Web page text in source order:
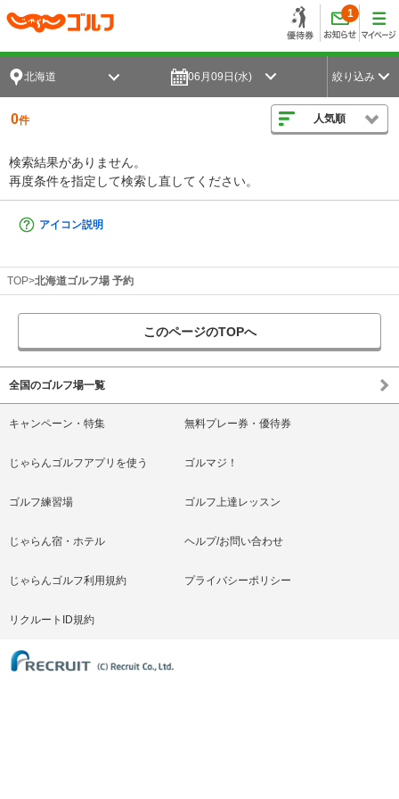
1
北海道 06月09日(水) 絞り込み
0件 人気順
検索結果がありません。
再度条件を指定して検索し直してください。
アイコン説明
TOP 北海道ゴルフ場 予約
このページのTOPへ
全国のゴルフ場一覧
キャンペーン・特集 無料プレー券・優待券
じゃらんゴルフアプリを使う ゴルマジ！
ゴルフ練習場 ゴルフ上達レッスン
じゃらん宿・ホテル ヘルプ/お問い合わせ
じゃらんゴルフ利用規約 プライバシーポリシー
リクルートID規約